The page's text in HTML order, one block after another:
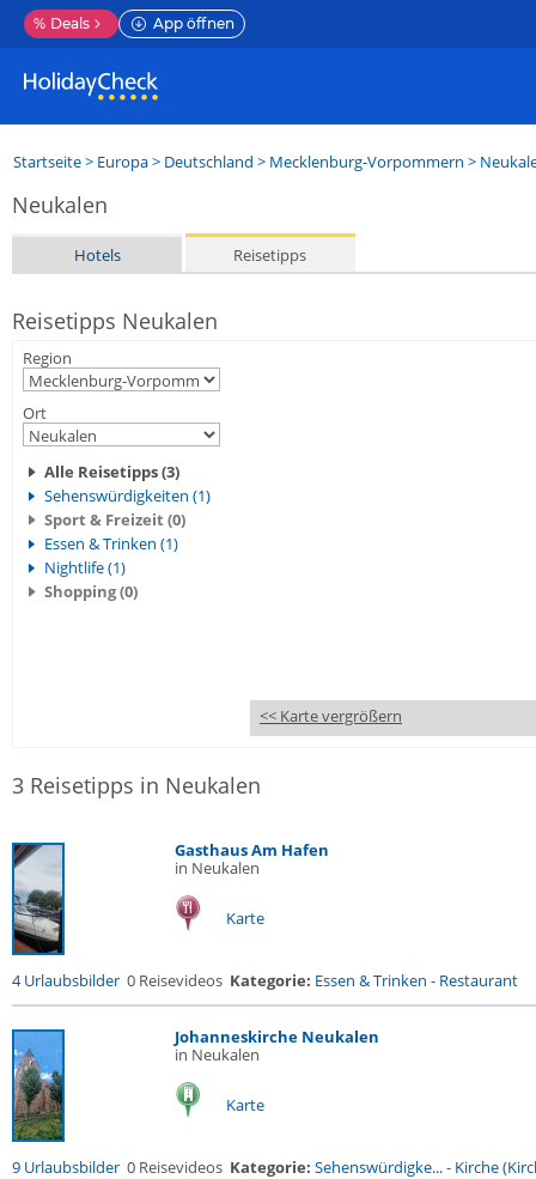
% Deals App öffnen
Startseite> Europa> Deutschland > Mecklenburg-Vorpommern >
Neukalen
Hotels Reisetipps
Reisetipps Neukalen
Region
Ort
Alle Reisetipps (3)
Sehenswürdigkeiten (1)
Sport & Freizeit (0)
Essen & Trinken (1)
Nightlife (1)
Shopping (0)
<< Karte vergrößern
3 Reisetipps in Neukalen
Gasthaus Am Hafen
in Neukalen
Karte
4 Urlaubsbilder 0 Reisevideos Kategorie: Essen & Trinken - Restaurant
Johanneskirche Neukalen
in Neukalen
Karte
9 Urlaubsbilder 0 Reisevideos Kategorie: Sehenswürdigke...- Kirche